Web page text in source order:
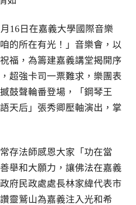
16日在嘉義大學國際音樂
的所在有光！」音樂會，以
福，為籌建嘉義講堂揭開序
超強卡司一票難求，樂團表
鼓聲輪番登場，「鋼琴王
天后」張秀卿壓軸演出，掌
存法師感恩大家「功在當
舉和大願力，讓佛法在嘉義
府民政處處長林家緯代表市
靈鷲山為嘉義注入光和希